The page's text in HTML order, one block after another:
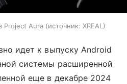
Project Aura источник: XREAL
идет к выпуску Android
системы расширенной
еще в декабре 2024